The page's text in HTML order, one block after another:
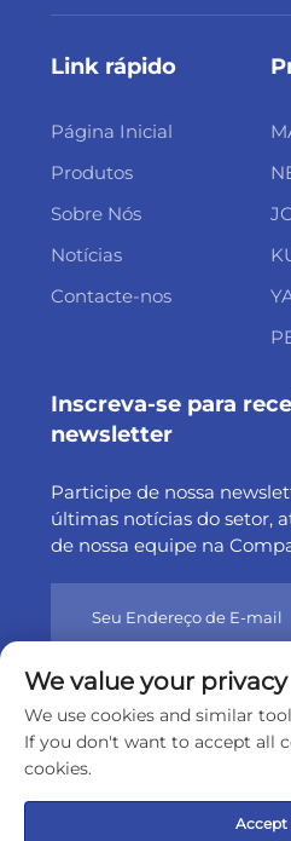
Link rápido
Página Inicial
Produtos
Sobre Nós
Notícias
Contacte-nos
Inscreva-se para
newsletter
Participe de nossa
últimas notícias do setor,
de nossa equipe na
Direitos autorais © 2025 por
Company Limited
Política de
We value your privacy
We use cookies and similar
If you don't want to accept all
cookies.
Accept